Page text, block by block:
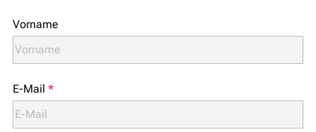
Vorname
E-Mail *